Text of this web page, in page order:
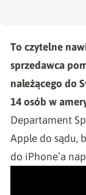
To czytelne
sprzedawca
należącego do
14 osób w
Departament
Apple do sądu,
do iPhone’a